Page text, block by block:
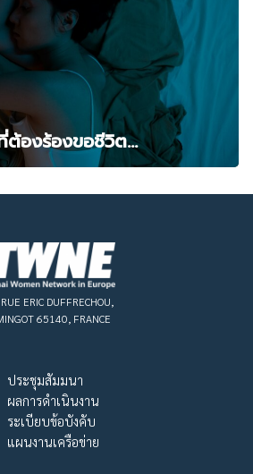
ต้องร้องขอชีวิต…
ERIC DUFFRECHOU,
65140, FRANCE
ประชุมสัมมนา
ผลการดำเนินงาน
ระเบียบข้อบังคับ
แผนงานเครือข่าย